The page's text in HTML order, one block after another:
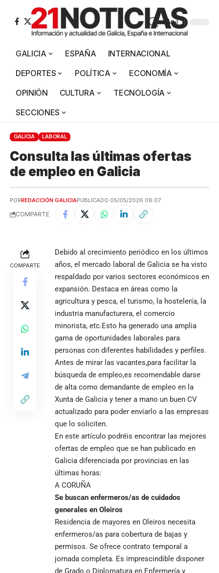
Aa
GALICIA ESPAÑA
INTERNACIONAL
DEPORTES
POLÍTICA
ECONOMÍA
OPINIÓN
CULTURA
TECNOLOGÍA
SECCIONES
GALICIA LABORAL
Consulta las últimas ofertas
de empleo en Galicia
PORREDACCIÓN GALICIAPUBLICADO 05/05/2026 06:07
COMPARTE
COMPARTE
Debido al crecimiento periódico en los últimos
años, el mercado laboral de Galicia se ha visto
respaldado por varios sectores económicos en
expansión. Destaca en áreas como la
agricultura y pesca, el turismo, la hostelería, la
industria manufacturera, el comercio
minorista, etc.Esto ha generado una amplia
gama de oportunidades laborales para
personas con diferentes habilidades y perfiles.
Antes de mirar las vacantes,para facilitar la
búsqueda de empleo,es recomendable darse
de alta como demandante de empleo en la
Xunta de Galicia y tener a mano un buen CV
actualizado para poder enviarlo a las empresas
que lo soliciten.
En este artículo podréis encontrar las mejores
ofertas de empleo que se han publicado en
Galicia diferenciada por provincias en las
últimas horas:
A CORUÑA
Se buscan enfermeros/as de cuidados
generales en Oleiros
Residencia de mayores en Oleiros necesita
enfermeros/as para cobertura de bajas y
permisos. Se ofrece contrato temporal a
jornada completa. Es imprescindible disponer
de Grado o Diplomatura en Enfermería y